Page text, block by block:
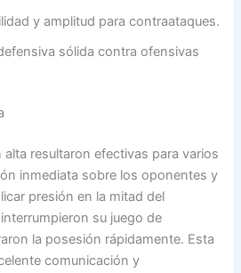
y amplitud para contraataques.
sólida contra ofensivas
resultaron efectivas para varios
inmediata sobre los oponentes y
presión en la mitad del
su juego de
la posesión rápidamente. Esta
comunicación y